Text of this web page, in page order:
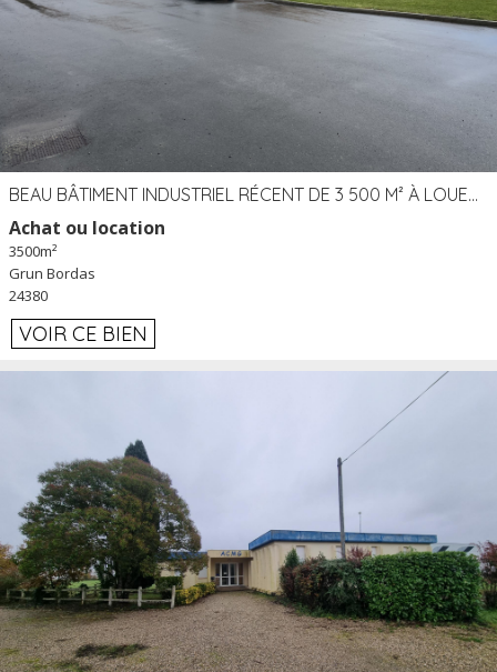
BEAU BÂTIMENT INDUSTRIEL RÉCENT DE 3 500 M² À LOUER OU VENDRE PROCHE PÉRIGUEUX (24)
Achat ou location
3500m²
Grun Bordas
24380
VOIR CE BIEN